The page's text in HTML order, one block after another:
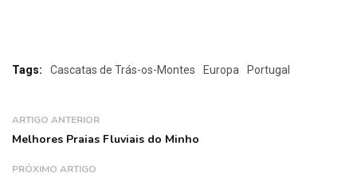
Tags: Cascatas de Trás-os-Montes Europa Portugal
ARTIGO ANTERIOR
Melhores Praias Fluviais do Minho
PRÓXIMO ARTIGO